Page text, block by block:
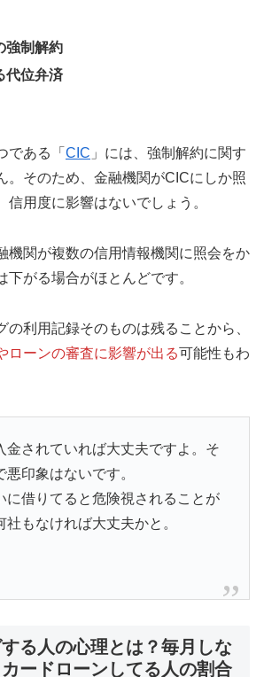
強制解約
代位弁済
である「 CIC 」には、強制解約に関す
。そのため、金融機関がCICにしか照
信用度に影響はないでしょう。
機関が複数の信用情報機関に照会をか
下がる場合がほとんどです。
の利用記録そのものは残ることから、
ローンの審査に影響が出る可能性もわ
金されていれば大丈夫ですよ。そ
印象はないです。
に借りてると危険視されることが
社もなければ大丈夫かと。
る人の心理とは？毎月しな
ードローンしてる人の割合